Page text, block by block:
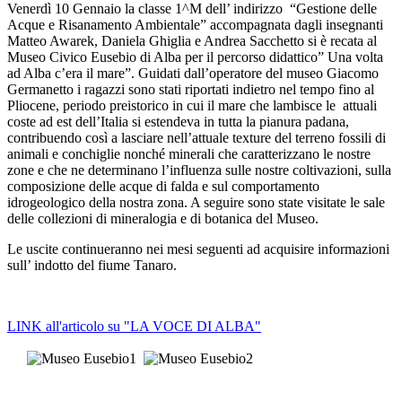
Venerdì 10 Gennaio la classe 1^M dell’ indirizzo “Gestione delle
Acque e Risanamento Ambientale” accompagnata dagli insegnanti
Matteo Awarek, Daniela Ghiglia e Andrea Sacchetto si è recata al
Museo Civico Eusebio di Alba per il percorso didattico” Una volta
ad Alba c’era il mare”. Guidati dall’operatore del museo Giacomo
Germanetto i ragazzi sono stati riportati indietro nel tempo fino al
Pliocene, periodo preistorico in cui il mare che lambisce le attuali
coste ad est dell’Italia si estendeva in tutta la pianura padana,
contribuendo così a lasciare nell’attuale texture del terreno fossili di
animali e conchiglie nonché minerali che caratterizzano le nostre
zone e che ne determinano l’influenza sulle nostre coltivazioni, sulla
composizione delle acque di falda e sul comportamento
idrogeologico della nostra zona. A seguire sono state visitate le sale
delle collezioni di mineralogia e di botanica del Museo.
Le uscite continueranno nei mesi seguenti ad acquisire informazioni
sull’ indotto del fiume Tanaro.
LINK all'articolo su "LA VOCE DI ALBA"